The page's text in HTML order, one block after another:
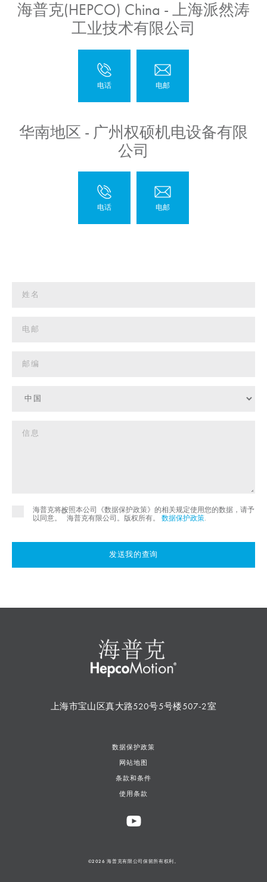
海普克(HEPCO) China - 上海派然涛
工业技术有限公司
华南地区 - 广州权硕机电设备有限
公司
海普克将按照本公司《数据保护政策》的相关规定使用您的数据，请予
以同意。
©
海普克有限公司。版权所有。 数据保护政策.
发送我的查询
上海市宝山区真大路520号5号楼507-2室
数据保护政策
网站地图
条款和条件
使用条款
©2026 海普克有限公司保留所有权利。